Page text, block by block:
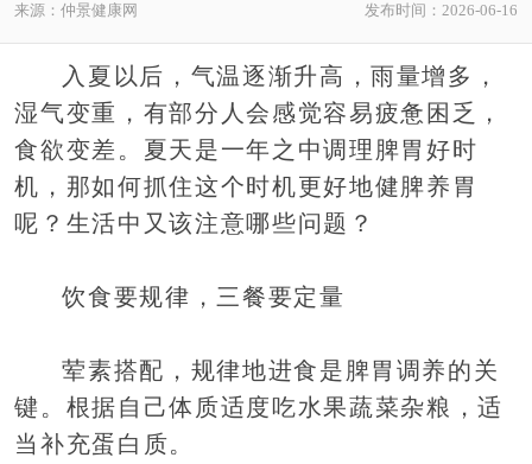
来源：仲景健康网 发布时间：2026-06-16
入夏以后，气温逐渐升高，雨量增多，
湿气变重，有部分人会感觉容易疲惫困乏，
食欲变差。夏天是一年之中调理脾胃好时
机，那如何抓住这个时机更好地健脾养胃
呢？生活中又该注意哪些问题？
饮食要规律，三餐要定量
荤素搭配，规律地进食是脾胃调养的关
键。根据自己体质适度吃水果蔬菜杂粮，适
当补充蛋白质。